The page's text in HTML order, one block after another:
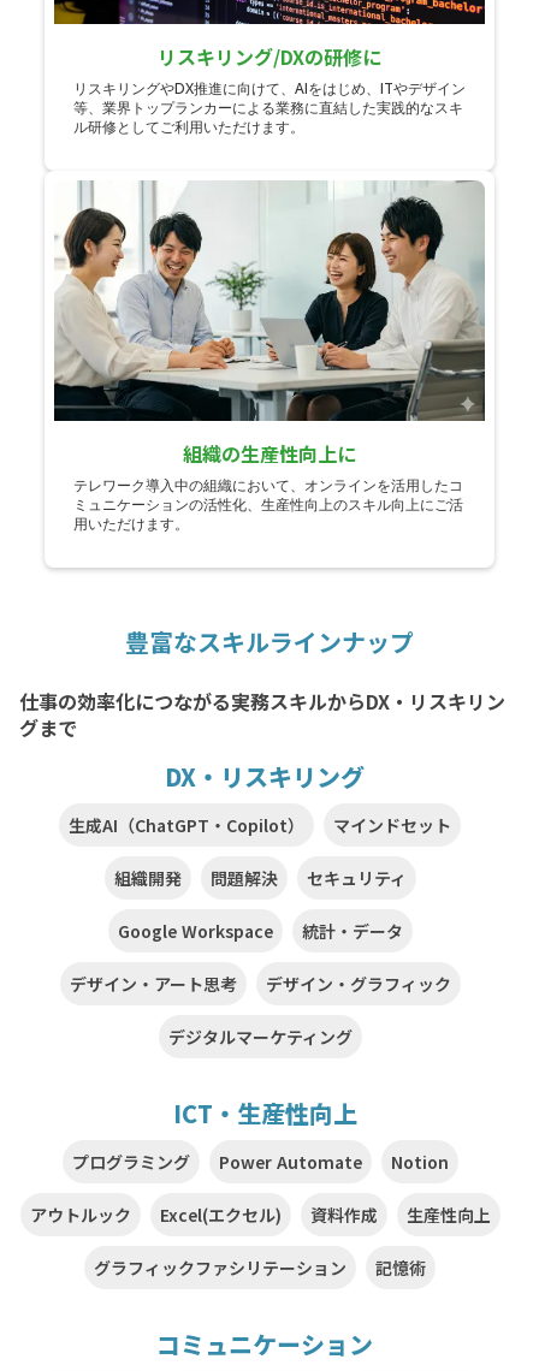
リスキリング/DXの研修に
リスキリングやDX推進に向けて、AIをはじめ、ITやデザイン
等、業界トップランカーによる業務に直結した実践的なスキ
ル研修としてご利用いただけます。
組織の生産性向上に
テレワーク導入中の組織において、オンラインを活用したコ
ミュニケーションの活性化、生産性向上のスキル向上にご活
用いただけます。
豊富なスキルラインナップ
仕事の効率化につながる実務スキルからDX・リスキリン
グまで
DX・リスキリング
生成AI（ChatGPT・Copilot） マインドセット
組織開発 問題解決 セキュリティ
Google Workspace 統計・データ
デザイン・アート思考 デザイン・グラフィック
デジタルマーケティング
ICT・生産性向上
プログラミング Power Automate Notion
アウトルック Excel(エクセル) 資料作成 生産性向上
グラフィックファシリテーション 記憶術
コミュニケーション